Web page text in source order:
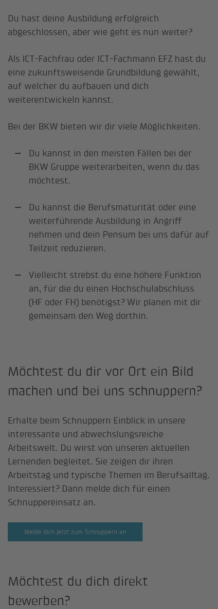
Du hast deine Ausbildung erfolgreich
abgeschlossen, aber wie geht es nun weiter?
Als ICT-Fachfrau oder ICT-Fachmann EFZ hast du
eine zukunftsweisende Grundbildung gewählt,
auf welcher du aufbauen und dich
weiterentwickeln kannst.
Bei der BKW bieten wir dir viele Möglichkeiten.
Du kannst in den meisten Fällen bei der
BKW Gruppe weiterarbeiten, wenn du das
möchtest.
Du kannst die Berufsmaturität oder eine
weiterführende Ausbildung in Angriff
nehmen und dein Pensum bei uns dafür auf
Teilzeit reduzieren.
Vielleicht strebst du eine höhere Funktion
an, für die du einen Hochschulabschluss
(HF oder FH) benötigst? Wir planen mit dir
gemeinsam den Weg dorthin.
Möchtest du dir vor Ort ein Bild
machen und bei uns schnuppern?
Erhalte beim Schnuppern Einblick in unsere
interessante und abwechslungsreiche
Arbeitswelt. Du wirst von unseren aktuellen
Lernenden begleitet. Sie zeigen dir ihren
Arbeitstag und typische Themen im Berufsalltag.
Interessiert? Dann melde dich für einen
Schnuppereinsatz an.
Melde dich jetzt zum Schnuppern an
Möchtest du dich direkt
bewerben?